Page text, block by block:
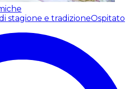
stagione e tradizioneOspitato